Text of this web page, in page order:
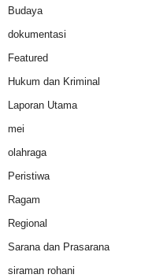
Budaya
dokumentasi
Featured
Hukum dan Kriminal
Laporan Utama
mei
olahraga
Peristiwa
Ragam
Regional
Sarana dan Prasarana
siraman rohani